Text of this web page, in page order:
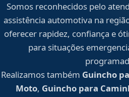
Somos reconhecidos pelo
assistência automotiva na
oferecer rapidez, confiança e
para situações
Realizamos também Guincho
Moto, Guincho para